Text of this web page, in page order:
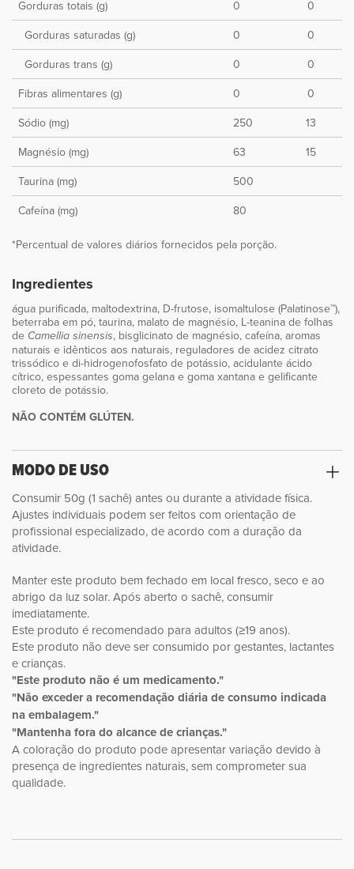
Gorduras totais (g)
0
0
Gorduras saturadas (g)
0
0
Gorduras trans (g)
0
0
Fibras alimentares (g)
0
0
Sódio (mg)
250
13
Magnésio (mg)
63
15
Taurina (mg)
500
Cafeína (mg)
80
*Percentual de valores diários fornecidos pela porção.
Ingredientes
água purificada, maltodextrina, D-frutose, isomaltulose (Palatinose™),
beterraba em pó, taurina, malato de magnésio, L-teanina de folhas
de Camellia sinensis, bisglicinato de magnésio, cafeína, aromas
naturais e idênticos aos naturais, reguladores de acidez citrato
trissódico e di-hidrogenofosfato de potássio, acidulante ácido
cítrico, espessantes goma gelana e goma xantana e gelificante
cloreto de potássio.
NÃO CONTÉM GLÚTEN.
MODO DE USO
Consumir 50g (1 sachê) antes ou durante a atividade física.
Ajustes individuais podem ser feitos com orientação de
profissional especializado, de acordo com a duração da
atividade.
Manter este produto bem fechado em local fresco, seco e ao
abrigo da luz solar. Após aberto o sachê, consumir
imediatamente.
Este produto é recomendado para adultos (≥19 anos).
Este produto não deve ser consumido por gestantes, lactantes
e crianças.
"Este produto não é um medicamento."
"Não exceder a recomendação diária de consumo indicada
na embalagem."
"Mantenha fora do alcance de crianças."
A coloração do produto pode apresentar variação devido à
presença de ingredientes naturais, sem comprometer sua
qualidade.